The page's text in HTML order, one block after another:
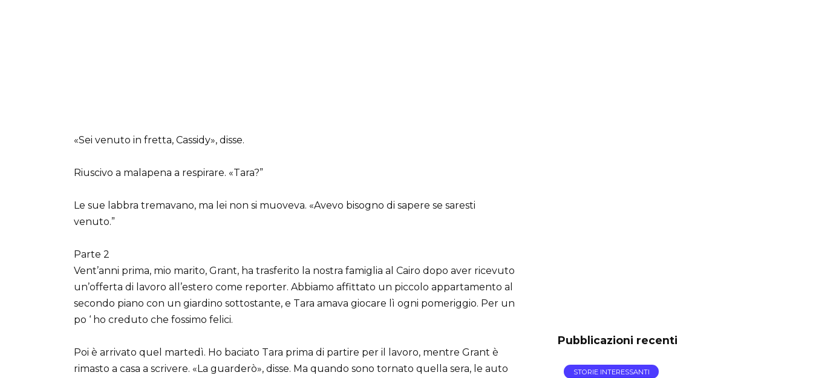
«Sei venuto in fretta, Cassidy», disse.
Riuscivo a malapena a respirare. «Tara?”
Le sue labbra tremavano, ma lei non si muoveva. «Avevo bisogno di sapere se saresti
venuto.”
Parte 2
Vent’anni prima, mio marito, Grant, ha trasferito la nostra famiglia al Cairo dopo aver ricevuto
un’offerta di lavoro all’estero come reporter. Abbiamo affittato un piccolo appartamento al
secondo piano con un giardino sottostante, e Tara amava giocare lì ogni pomeriggio. Per un
po ‘ ho creduto che fossimo felici.
Poi è arrivato quel martedì. Ho baciato Tara prima di partire per il lavoro, mentre Grant è
rimasto a casa a scrivere. «La guarderò», disse. Ma quando sono tornato quella sera, le auto
Pubblicazioni recenti
STORIE INTERESSANTI